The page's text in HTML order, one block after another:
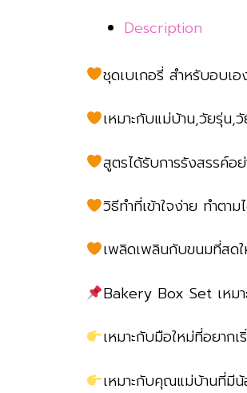
Description
ชุดเบเกอรี่ สำหรับอบเ
เหมาะกับแม่บ้าน,วัยรุ่น,
สูตรได้รับการรังสรรค์อ
วิธีทำที่เข้าใจง่าย ทำตา
เพลิดเพลินกับขนมที่สด
Bakery Box Set เหมา
เหมาะกับมือใหม่ที่อยาก
เหมาะกับคุณแม่บ้านที่มี